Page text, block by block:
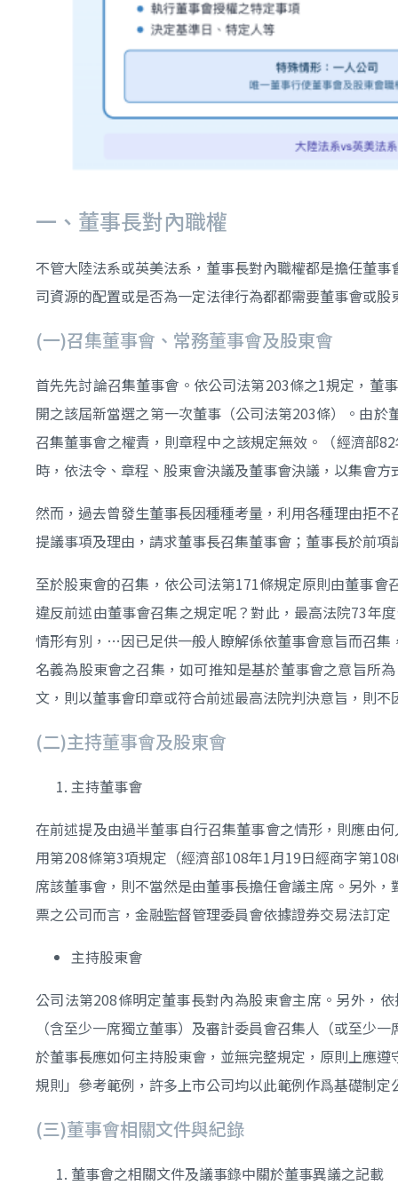
一、董事長對內職權
不管大陸法系或英美法系，董事長對內職權都是擔任董
司資源的配置或是否為一定法律行為都都需要董事會或
(一)召集董事會、常務董事會及股東會
首先先討論召集董事會。依公司法第203條之1規定，董
開之該屆新當選之第一次董事（公司法第203條）。由
召集董事會之權責，則章程中之該規定無效。（經濟部
時，依法令、章程、股東會決議及董事會決議，以集會
然而，過去曾發生董事長因種種考量，利用各種理由拒
提議事項及理由，請求董事長召集董事會；董事長於前
至於股東會的召集，依公司法第171條規定原則由董事
違反前述由董事會召集之規定呢？對此，最高法院73年
情形有別，…因已足供一般人瞭解係依董事會意旨而召
名義為股東會之召集，如可推知是基於董事會之意旨所
文，則以董事會印章或符合前述最高法院判決意旨，則
(二)主持董事會及股東會
主持董事會
在前述提及由過半董事自行召集董事會之情形，則應由
用第208條第3項規定（經濟部108年1月19日經商字第
席該董事會，則不當然是由董事長擔任會議主席。另外
票之公司而言，金融監督管理委員會依據證券交易法訂
主持股東會
公司法第208條明定董事長對內為股東會主席。另外，
（含至少一席獨立董事）及審計委員會召集人（或至少
於董事長應如何主持股東會，並無完整規定，原則上應
規則」參考範例，許多上市公司均以此範例作爲基礎制
(三)董事會相關文件與紀錄
董事會之相關文件及議事錄中關於董事異議之記載